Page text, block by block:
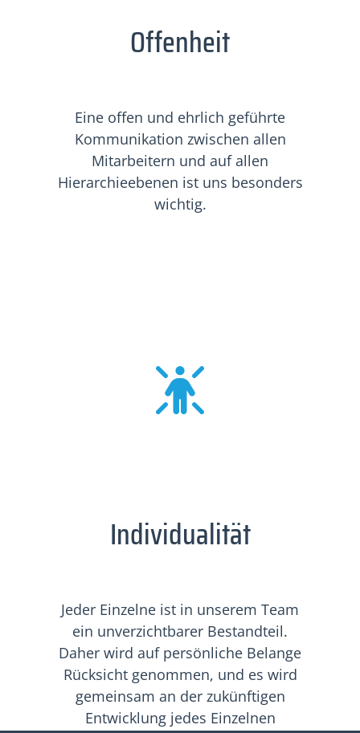
Offenheit
Eine offen und ehrlich geführte
Kommunikation zwischen allen
Mitarbeitern und auf allen
Hierarchieebenen ist uns besonders
wichtig.
Individualität
Jeder Einzelne ist in unserem Team
ein unverzichtbarer Bestandteil.
Daher wird auf persönliche Belange
Rücksicht genommen, und es wird
gemeinsam an der zukünftigen
Entwicklung jedes Einzelnen